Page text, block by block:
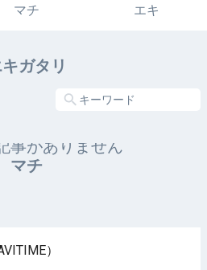
マチ エキ
ガタリ
事がありません
マチ
）